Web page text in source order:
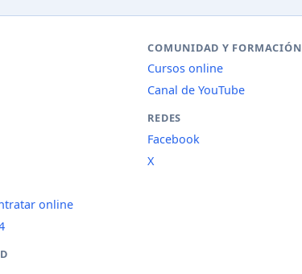
online
COMUNIDAD Y FORMACIÓN
Cursos online
Canal de YouTube
REDES
Facebook
X